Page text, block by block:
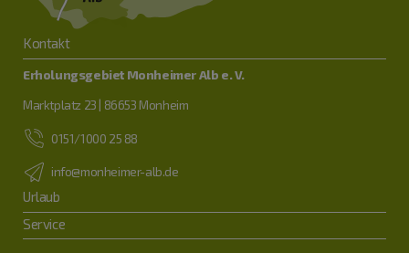
Kontakt
Erholungsgebiet Monheimer Alb e. V.
Marktplatz 23 | 86653 Monheim
0151/1000 25 88
info@monheimer-alb.de
Urlaub
Service